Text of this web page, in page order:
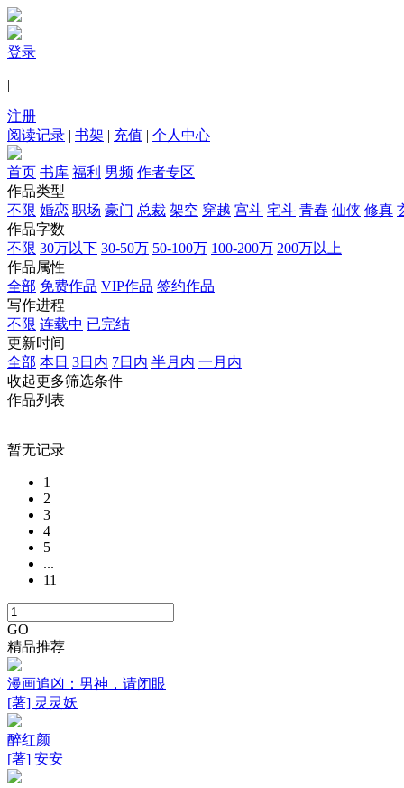
登录
|
注册
阅读记录 | 书架 | 充值 | 个人中心
首页 书库 福利 男频 作者专区
作品类型
不限 婚恋 职场 豪门 总裁 架空 穿越 宫斗 宅斗 青春 仙侠 修真
作品字数
不限 30万以下 30-50万 50-100万 100-200万 200万以上
作品属性
全部 免费作品 VIP作品 签约作品
写作进程
不限 连载中 已完结
更新时间
全部 本日 3日内 7日内 半月内 一月内
收起更多筛选条件
作品列表
暂无记录
1
2
3
4
5
...
11
GO
精品推荐
漫画追凶：男神，请闭眼
[著] 灵灵妖
醉红颜
[著] 安安